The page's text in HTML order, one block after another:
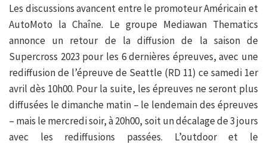
Les discussions avancent entre le promoteur Américain et
AutoMoto la Chaîne. Le groupe Mediawan Thematics
annonce un retour de la diffusion de la saison de
Supercross 2023 pour les 6 dernières épreuves, avec une
rediffusion de l’épreuve de Seattle (RD 11) ce samedi 1er
avril dès 10h00. Pour la suite, les épreuves ne seront plus
diffusées le dimanche matin – le lendemain des épreuves
– mais le mercredi soir, à 20h00, soit un décalage de 3 jours
avec les rediffusions passées. L’outdoor et le